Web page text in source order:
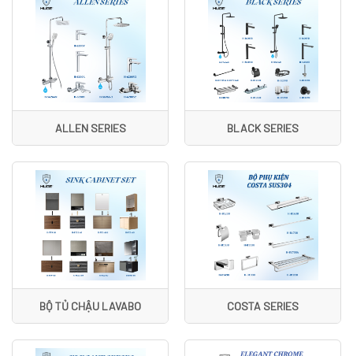
ALLEN SERIES BLACK SERIES
BỘ TỦ CHẬU LAVABO COSTA SERIES